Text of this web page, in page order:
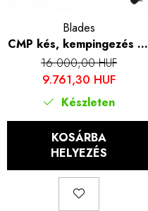
Blades
CMP kés, kempingezés és
túrázás, rozsdamentes
acél 7Cr13Mov,
21 cm
16.000,00 HUF
9.761,30 HUF
Készleten
KOSÁRBA
HELYEZÉS